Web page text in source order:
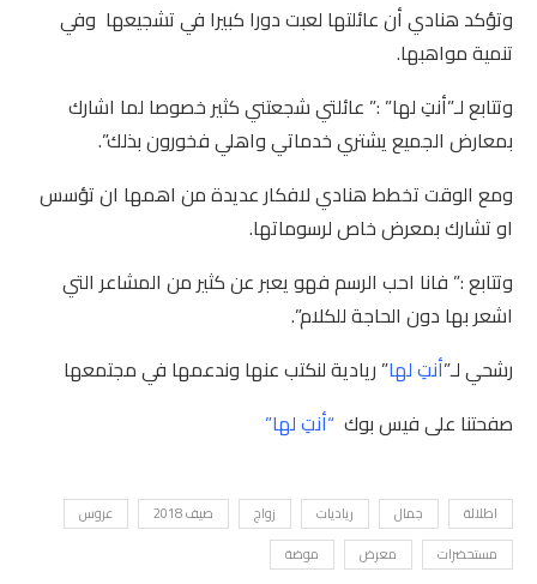
وتؤكد هنادي أن عائلتها لعبت دورا كبيرا في تشجيعها وفي
تنمية مواهبها.
وتتابع لـ”أنتِ لها” :” عائلتي شجعتني كثير خصوصا لما اشارك
بمعارض الجميع يشتري خدماتي واهلي فخورون بذلك”.
ومع الوقت تخطط هنادي لافكار عديدة من اهمها ان تؤسس
او تشارك بمعرض خاص لرسوماتها.
وتتابع :” فانا احب الرسم فهو يعبر عن كثير من المشاعر التي
اشعر بها دون الحاجة للكلام”.
رشحي لـ”أنتِ لها” ريادية لنكتب عنها وندعمها في مجتمعها
صفحتنا على فيس بوك “أنتِ لها”
اطلالة جمال رياديات زواج صيف 2018
عروس
مستحضرات
معرض موضة